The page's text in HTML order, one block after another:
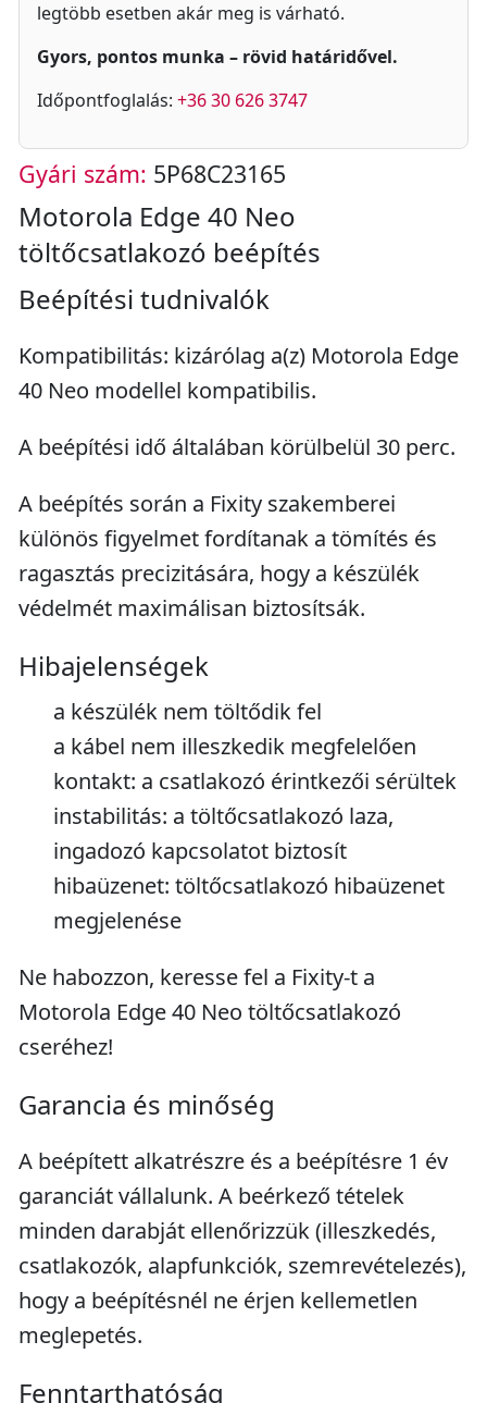
legtöbb esetben akár meg is várható.
Gyors, pontos munka – rövid határidővel.
Időpontfoglalás: +36 30 626 3747
Gyári szám: 5P68C23165
Motorola Edge 40 Neo
töltőcsatlakozó beépítés
Beépítési tudnivalók
Kompatibilitás: kizárólag a(z) Motorola Edge
40 Neo modellel kompatibilis.
A beépítési idő általában körülbelül 30 perc.
A beépítés során a Fixity szakemberei
különös figyelmet fordítanak a tömítés és
ragasztás precizitására, hogy a készülék
védelmét maximálisan biztosítsák.
Hibajelenségek
a készülék nem töltődik fel
a kábel nem illeszkedik megfelelően
kontakt: a csatlakozó érintkezői sérültek
instabilitás: a töltőcsatlakozó laza,
ingadozó kapcsolatot biztosít
hibaüzenet: töltőcsatlakozó hibaüzenet
megjelenése
Ne habozzon, keresse fel a Fixity-t a
Motorola Edge 40 Neo töltőcsatlakozó
cseréhez!
Garancia és minőség
A beépített alkatrészre és a beépítésre 1 év
garanciát vállalunk. A beérkező tételek
minden darabját ellenőrizzük (illeszkedés,
csatlakozók, alapfunkciók, szemrevételezés),
hogy a beépítésnél ne érjen kellemetlen
meglepetés.
Fenntarthatóság